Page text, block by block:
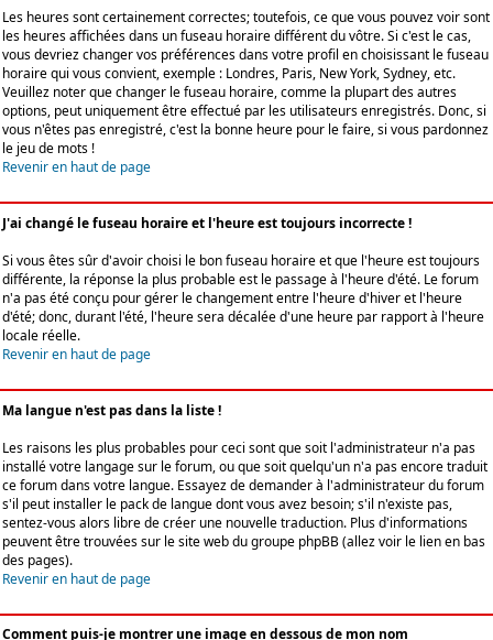
Les heures sont certainement correctes; toutefois, ce que vous pouvez voir sont
les heures affichées dans un fuseau horaire différent du vôtre. Si c'est le cas,
vous devriez changer vos préférences dans votre profil en choisissant le fuseau
horaire qui vous convient, exemple : Londres, Paris, New York, Sydney, etc.
Veuillez noter que changer le fuseau horaire, comme la plupart des autres
options, peut uniquement être effectué par les utilisateurs enregistrés. Donc, si
vous n'êtes pas enregistré, c'est la bonne heure pour le faire, si vous pardonnez
le jeu de mots !
Revenir en haut de page
J'ai changé le fuseau horaire et l'heure est toujours incorrecte !
Si vous êtes sûr d'avoir choisi le bon fuseau horaire et que l'heure est toujours
différente, la réponse la plus probable est le passage à l'heure d'été. Le forum
n'a pas été conçu pour gérer le changement entre l'heure d'hiver et l'heure
d'été; donc, durant l'été, l'heure sera décalée d'une heure par rapport à l'heure
locale réelle.
Revenir en haut de page
Ma langue n'est pas dans la liste !
Les raisons les plus probables pour ceci sont que soit l'administrateur n'a pas
installé votre langage sur le forum, ou que soit quelqu'un n'a pas encore traduit
ce forum dans votre langue. Essayez de demander à l'administrateur du forum
s'il peut installer le pack de langue dont vous avez besoin; s'il n'existe pas,
sentez-vous alors libre de créer une nouvelle traduction. Plus d'informations
peuvent être trouvées sur le site web du groupe phpBB (allez voir le lien en bas
des pages).
Revenir en haut de page
Comment puis-je montrer une image en dessous de mon nom